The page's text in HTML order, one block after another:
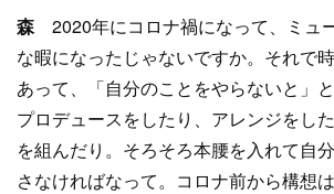
森 2020年にコロナ禍になって、ミュ
な暇になったじゃないですか。それで
あって、「自分のことをやらないと」
プロデュースをしたり、アレンジをし
を組んだり。そろそろ本腰を入れて自
さなければなって。コロナ前から構想